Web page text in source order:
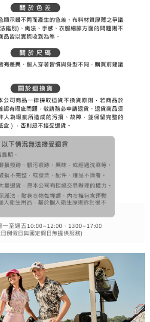
金後払い」（以下当サービスという）はネットプ
という）が提供し、AFTEEが代金を徴収し
際に提供しなければならない個人情報（注文者
の氏名、電話番号、受取人住所を含むがこれに
渡され当サービスで必要な範囲内で利用されま
収集、処理、利用について、詳細はAFTEE公式ホ
収集、処理及び利用に関する声明』をご参照く
に、審査を通過すれば、最高額がNT$10,000にな
た場合、その金額に基づいて年利20%の遅延滞
年の利用者は、事前に法定代理人または後見人
ご利用いただけます。
いて疑問がある、または関連する法律の権利を
プロテクションズ
示した個人情報を、必要な購入注文書とあわせ
にご同意いただけない場合は、当サービスを選